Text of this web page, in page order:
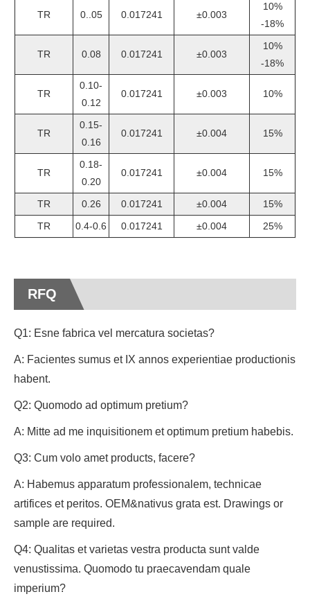
TR 0..05 0.017241 ±0.003
10%
-18%
TR 0.08 0.017241 ±0.003
10%
-18%
TR
0.10-
0.12
0.017241 ±0.003 10%
TR
0.15-
0.16
0.017241 ±0.004 15%
TR
0.18-
0.20
0.017241 ±0.004 15%
TR 0.26 0.017241 ±0.004
15%
TR
0.4-0.6 0.017241 ±0.004 25%
RFQ
Q1: Esne fabrica vel mercatura societas?
A: Facientes sumus et IX annos experientiae productionis
habent.
Q2: Quomodo ad optimum pretium?
A: Mitte ad me inquisitionem et optimum pretium habebis.
Q3: Cum volo amet products, facere?
A: Habemus apparatum professionalem, technicae
artifices et peritos. OEM&nativus grata est. Drawings or
sample are required.
Q4: Qualitas et varietas vestra producta sunt valde
venustissima. Quomodo tu praecavendam quale
imperium?